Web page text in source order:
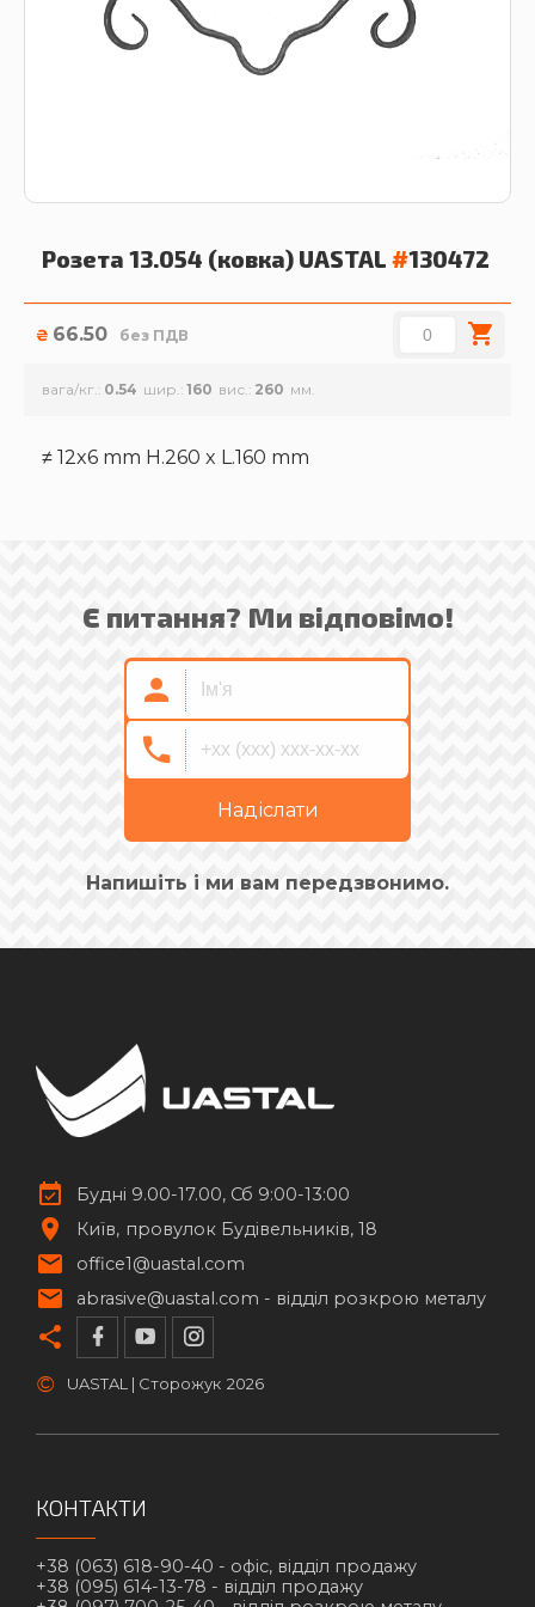
Розета 13.054 (ковка) UASTAL #130472
₴ 66.50 без ПДВ
вага/кг. 0.54 шир. 160 вис. 260
≠ 12x6 mm H.260 x L.160 mm
Є питання? Ми відповімо!
Надіслати
Напишіть і ми вам передзвонимо.
Будні 9.00-17.00, Сб 9:00-13:00
Київ
провулок Будівельників, 18
office1@uastal.com
abrasive@uastal.com - відділ розкрою металу
© UASTAL | Сторожук 2026
КОНТАКТИ
+38 (063) 618-90-40 - офіс, відділ продажу
+38 (095) 614-13-78 - відділ продажу